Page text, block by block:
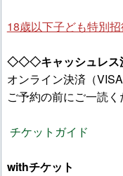
18歳以下子ども特別
◇◇◇キャッシュレ
オンライン決済（
ご予約の前にご一読く
チケットガイド
withチケット